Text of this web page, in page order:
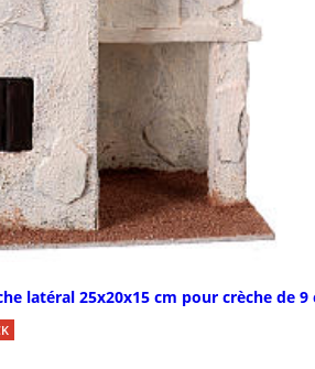
latéral 25x20x15 cm pour crèche de 9